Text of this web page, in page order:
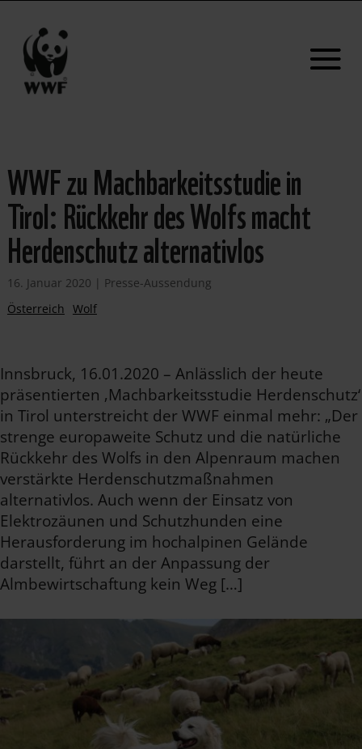
WWF zu Machbarkeitsstudie in
Tirol: Rückkehr des Wolfs macht
Herdenschutz alternativlos
16. Januar 2020 | Presse-Aussendung
Österreich Wolf
Innsbruck, 16.01.2020 – Anlässlich der heute
präsentierten ‚Machbarkeitsstudie Herdenschutz‘
in Tirol unterstreicht der WWF einmal mehr: „Der
strenge europaweite Schutz und die natürliche
Rückkehr des Wolfs in den Alpenraum machen
verstärkte Herdenschutzmaßnahmen
alternativlos. Auch wenn der Einsatz von
Elektrozäunen und Schutzhunden eine
Herausforderung im hochalpinen Gelände
darstellt, führt an der Anpassung der
Almbewirtschaftung kein Weg […]